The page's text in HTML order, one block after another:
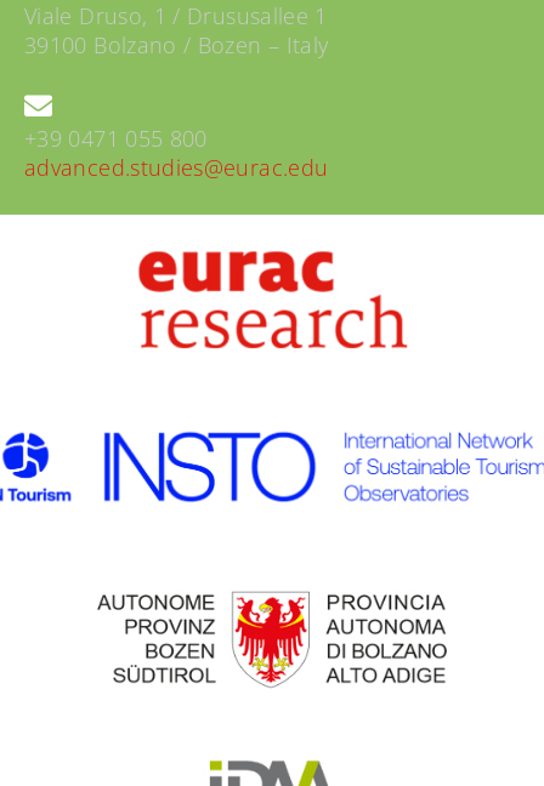
Viale Druso, 1 / Drususallee 1
39100 Bolzano / Bozen – Italy
+39 0471 055 800
advanced.studies@eurac.edu